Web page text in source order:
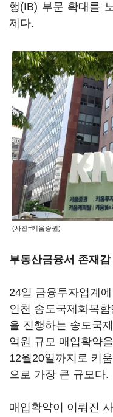
행(IB) 부문 확대를
제다.
(사진=키움증권)
부동산금융서 존재
24일 금융투자업계
인천 송도국제화복
을 진행하는 송도국
억원 규모 매입확약
12월20일까지로 키
으로 가장 큰 규모다.
매입확약이 이뤄진